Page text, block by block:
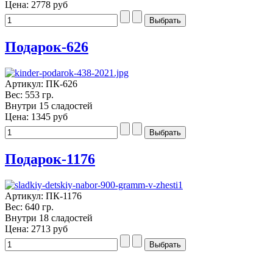
Цена: 2778 руб
Подарок-626
Артикул: ПК-626
Вес: 553 гр.
Внутри 15 сладостей
Цена: 1345 руб
Подарок-1176
Артикул: ПК-1176
Вес: 640 гр.
Внутри 18 сладостей
Цена: 2713 руб